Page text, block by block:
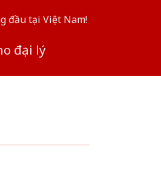
đầu tại Việt Nam!
đại lý